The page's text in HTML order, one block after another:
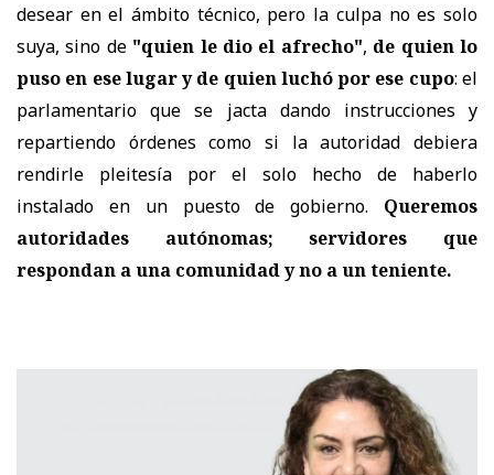
desear en el ámbito técnico, pero la culpa no es solo
suya, sino de "quien le dio el afrecho", de quien lo
puso en ese lugar y de quien luchó por ese cupo: el
parlamentario que se jacta dando instrucciones y
repartiendo órdenes como si la autoridad debiera
rendirle pleitesía por el solo hecho de haberlo
instalado en un puesto de gobierno. Queremos
autoridades autónomas; servidores que
respondan a una comunidad y no a un teniente.